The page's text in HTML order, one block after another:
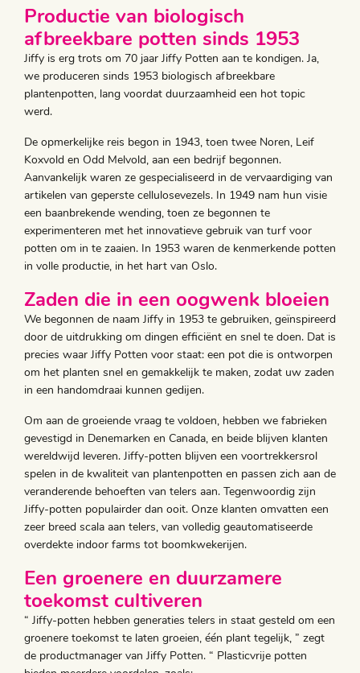
Productie van biologisch
afbreekbare potten sinds 1953
Jiffy is erg trots om 70 jaar Jiffy Potten aan te kondigen. Ja,
we produceren sinds 1953 biologisch afbreekbare
plantenpotten, lang voordat duurzaamheid een hot topic
werd.
De opmerkelijke reis begon in 1943, toen twee Noren, Leif
Koxvold en Odd Melvold, aan een bedrijf begonnen.
Aanvankelijk waren ze gespecialiseerd in de vervaardiging van
artikelen van geperste cellulosevezels. In 1949 nam hun visie
een baanbrekende wending, toen ze begonnen te
experimenteren met het innovatieve gebruik van turf voor
potten om in te zaaien. In 1953 waren de kenmerkende potten
in volle productie, in het hart van Oslo.
Zaden die in een oogwenk bloeien
We begonnen de naam Jiffy in 1953 te gebruiken, geïnspireerd
door de uitdrukking om dingen efficiënt en snel te doen. Dat is
precies waar Jiffy Potten voor staat: een pot die is ontworpen
om het planten snel en gemakkelijk te maken, zodat uw zaden
in een handomdraai kunnen gedijen.
Om aan de groeiende vraag te voldoen, hebben we fabrieken
gevestigd in Denemarken en Canada, en beide blijven klanten
wereldwijd leveren. Jiffy-potten blijven een voortrekkersrol
spelen in de kwaliteit van plantenpotten en passen zich aan de
veranderende behoeften van telers aan. Tegenwoordig zijn
Jiffy-potten populairder dan ooit. Onze klanten omvatten een
zeer breed scala aan telers, van volledig geautomatiseerde
overdekte indoor farms tot boomkwekerijen.
Een groenere en duurzamere
toekomst cultiveren
“ Jiffy-potten hebben generaties telers in staat gesteld om een
groenere toekomst te laten groeien, één plant tegelijk, ” zegt
de productmanager van Jiffy Potten. “ Plasticvrije potten